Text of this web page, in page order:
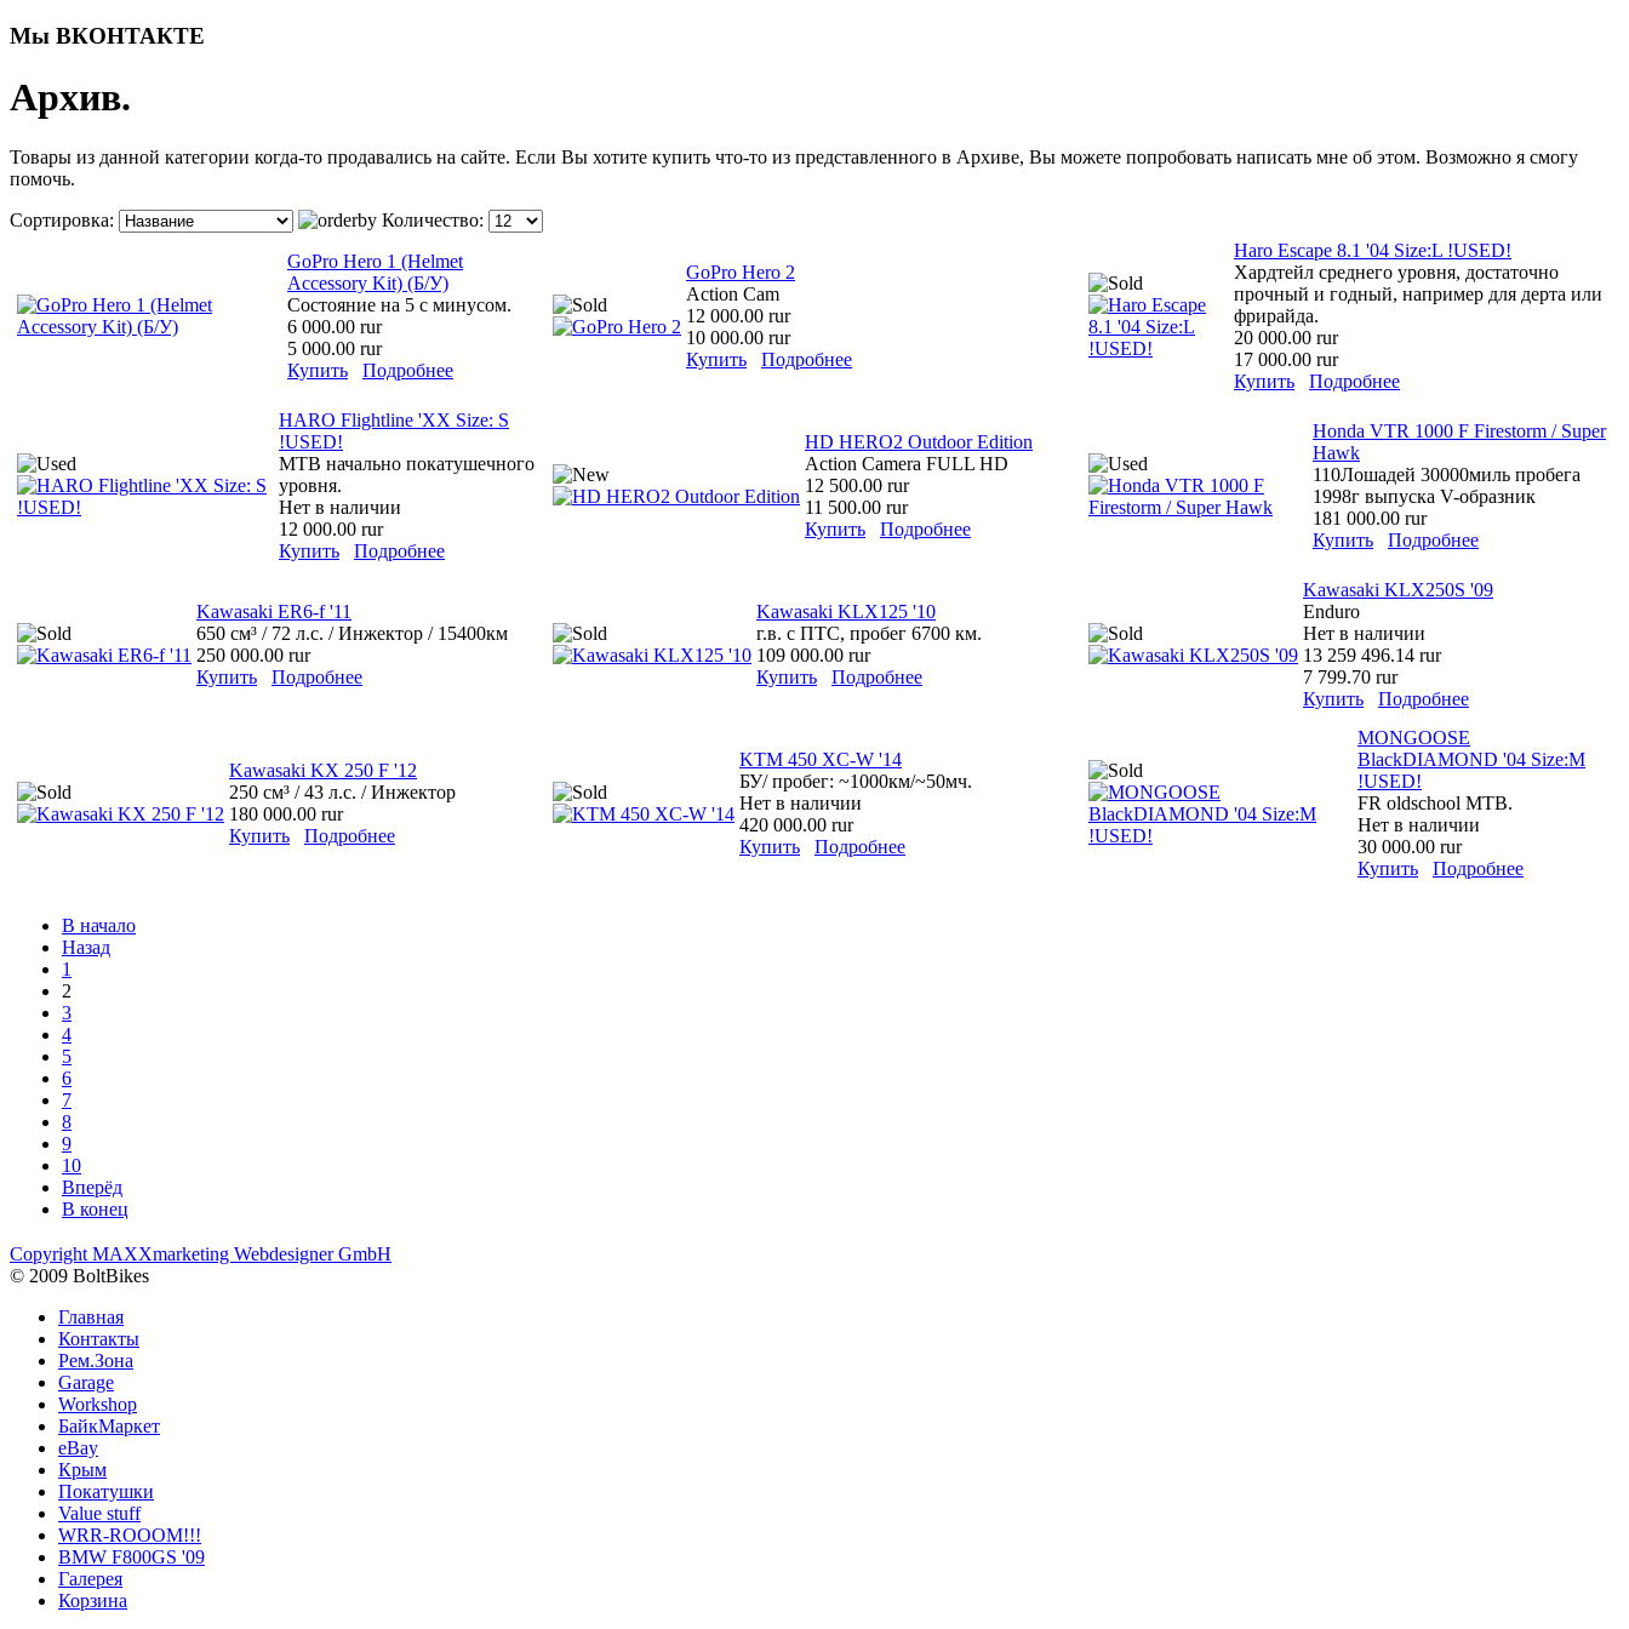
Мы ВКОНТАКТЕ
Архив.
Товары из данной категории когда-то продавались на сайте. Если Вы хотите купить что-то из представленного в Архиве, Вы можете попробовать написать мне об этом. Возможно я смогу
помочь.
Сортировка:
Количество:
GoPro Hero 1 (Helmet
Accessory Kit) (Б/У)
Состояние на 5 с минусом.
6 000.00 rur
5 000.00 rur
Купить
Подробнее
GoPro Hero 2
Action Cam
12 000.00 rur
10 000.00 rur
Купить
Подробнее
Haro Escape 8.1 '04 Size:L !USED!
Хардтейл среднего уровня, достаточно
прочный и годный, например для дерта или
фрирайда.
20 000.00 rur
17 000.00 rur
Купить
Подробнее
HARO Flightline 'XX Size: S
!USED!
MTB начально покатушечного
уровня.
Нет в наличии
12 000.00 rur
Купить
Подробнее
HD HERO2 Outdoor Edition
Action Camera FULL HD
12 500.00 rur
11 500.00 rur
Купить
Подробнее
Honda VTR 1000 F Firestorm / Super
Hawk
110Лошадей 30000миль пробега
1998г выпуска V-образник
181 000.00 rur
Купить
Подробнее
Kawasaki ER6-f '11
650 см³ / 72 л.с. / Инжектор / 15400км
250 000.00 rur
Купить
Подробнее
Kawasaki KLX125 '10
г.в. с ПТС, пробег 6700 км.
109 000.00 rur
Купить
Подробнее
Kawasaki KLX250S '09
Enduro
Нет в наличии
13 259 496.14 rur
7 799.70 rur
Купить
Подробнее
Kawasaki KX 250 F '12
250 см³ / 43 л.с. / Инжектор
180 000.00 rur
Купить
Подробнее
KTM 450 XС-W '14
БУ/ пробег: ~1000км/~50мч.
Нет в наличии
420 000.00 rur
Купить
Подробнее
MONGOOSE
BlackDIAMOND '04 Size:M
!USED!
FR oldschool MTB.
Нет в наличии
30 000.00 rur
Купить
Подробнее
В начало
Назад
1
2
3
4
5
6
7
8
9
10
Вперёд
В конец
Copyright MAXXmarketing Webdesigner GmbH
© 2009 BoltBikes
Главная
Контакты
Рем.Зона
Garage
Workshop
БайкМаркет
eBay
Крым
Покатушки
Value stuff
WRR-ROOOM!!!
BMW F800GS '09
Галерея
Корзина